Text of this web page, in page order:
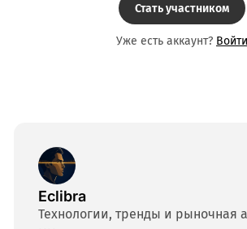
Стать участником
Уже есть аккаунт? Войти
Eclibra
Технологии, тренды и рыночная